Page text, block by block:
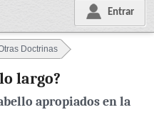
Entrar
Doctrinas
largo?
apropiados en la